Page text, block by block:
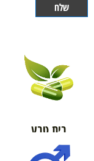
בית טבע